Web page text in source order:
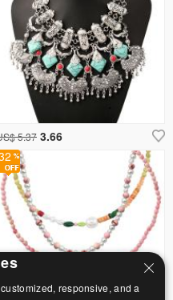
5.37 3.66
responsive, and a